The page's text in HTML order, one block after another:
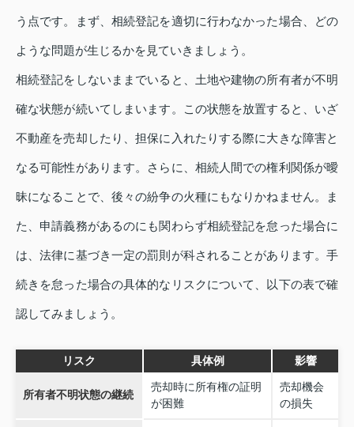
う点です。まず、相続登記を適切に行わなかった場合、どの
ような問題が生じるかを見ていきましょう。
相続登記をしないままでいると、土地や建物の所有者が不明
確な状態が続いてしまいます。この状態を放置すると、いざ
不動産を売却したり、担保に入れたりする際に大きな障害と
なる可能性があります。さらに、相続人間での権利関係が曖
昧になることで、後々の紛争の火種にもなりかねません。ま
た、申請義務があるのにも関わらず相続登記を怠った場合に
は、法律に基づき一定の罰則が科されることがあります。手
続きを怠った場合の具体的なリスクについて、以下の表で確
認してみましょう。
リスク 具体例 影響
所有者不明状態の継続
売却時に所有権の証明
が困難
売却機会
の損失